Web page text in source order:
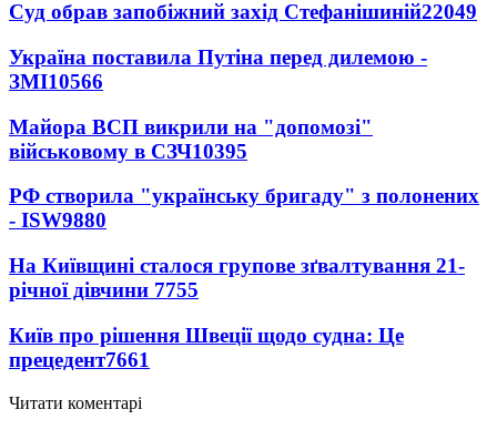
Суд обрав запобіжний захід Стефанішиній22049
Україна поставила Путіна перед дилемою -
ЗМІ10566
Майора ВСП викрили на "допомозі"
військовому в СЗЧ10395
РФ створила "українську бригаду" з полонених
- ISW9880
На Київщині сталося групове зґвалтування 21-
річної дівчини 7755
Київ про рішення Швеції щодо судна: Це
прецедент7661
Читати коментарі